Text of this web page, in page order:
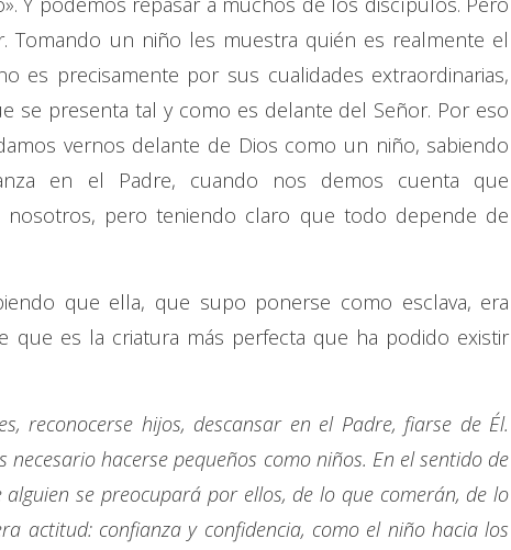
Tomando un niño les muestra quién es realmente el
es precisamente por sus cualidades extraordinarias,
se presenta tal y como es delante del Señor. Por eso
vernos delante de Dios como un niño, sabiendo
en el Padre, cuando nos demos cuenta que
nosotros, pero teniendo claro que todo depende de
que ella, que supo ponerse como esclava, era
que es la criatura más perfecta que ha podido existir
reconocerse hijos, descansar en el Padre, fiarse de Él.
necesario hacerse pequeños como niños. En el sentido de
se preocupará por ellos, de lo que comerán, de lo
actitud: confianza y confidencia, como el niño hacia los